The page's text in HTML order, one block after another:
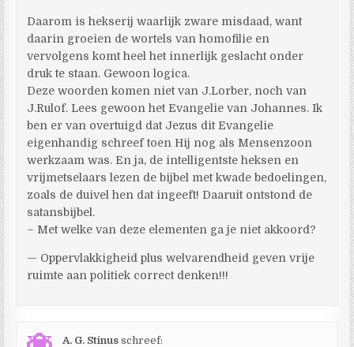
Daarom is hekserij waarlijk zware misdaad, want
daarin groeien de wortels van homofilie en
vervolgens komt heel het innerlijk geslacht onder
druk te staan. Gewoon logica.
Deze woorden komen niet van J.Lorber, noch van
J.Rulof. Lees gewoon het Evangelie van Johannes. Ik
ben er van overtuigd dat Jezus dit Evangelie
eigenhandig schreef toen Hij nog als Mensenzoon
werkzaam was. En ja, de intelligentste heksen en
vrijmetselaars lezen de bijbel met kwade bedoelingen,
zoals de duivel hen dat ingeeft! Daaruit ontstond de
satansbijbel.
– Met welke van deze elementen ga je niet akkoord?
— Oppervlakkigheid plus welvarendheid geven vrije
ruimte aan politiek correct denken!!!
A. G. Stinus schreef: